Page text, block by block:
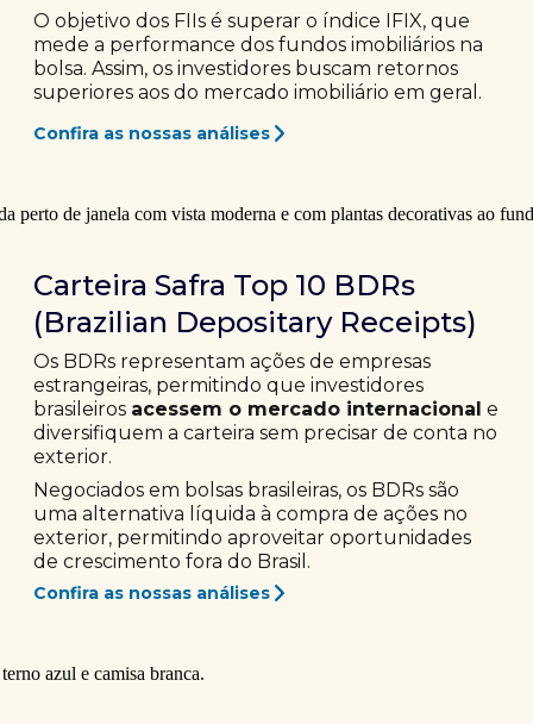
O objetivo dos FIIs é superar o índice IFIX, que
mede a performance dos fundos imobiliários na
bolsa. Assim, os investidores buscam retornos
superiores aos do mercado imobiliário em geral.
Confira as nossas análises
Carteira Safra Top 10 BDRs
(Brazilian Depositary Receipts)
Os BDRs representam ações de empresas
estrangeiras, permitindo que investidores
brasileiros acessem o mercado internacional e
diversifiquem a carteira sem precisar de conta no
exterior.
Negociados em bolsas brasileiras, os BDRs são
uma alternativa líquida à compra de ações no
exterior, permitindo aproveitar oportunidades
de crescimento fora do Brasil.
Confira as nossas análises